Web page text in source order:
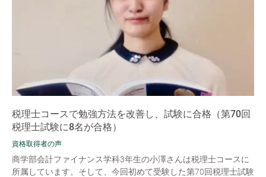
税理士コースで勉強方法を改善し、試験に合格（第70回
税理士試験に8名が合格）
資格取得者の声
商学部会計ファイナンス学科3年生の小澤さんは税理士コースに
所属しています。そして、今回初めて受験した第70回税理士試験